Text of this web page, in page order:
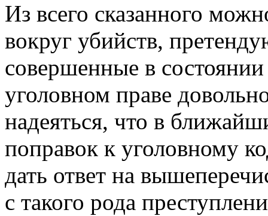
Из всего сказанного
вокруг убийств,
совершенные в
уголовном праве
надеяться, что в
поправок к уголовному
дать ответ на
с такого рода